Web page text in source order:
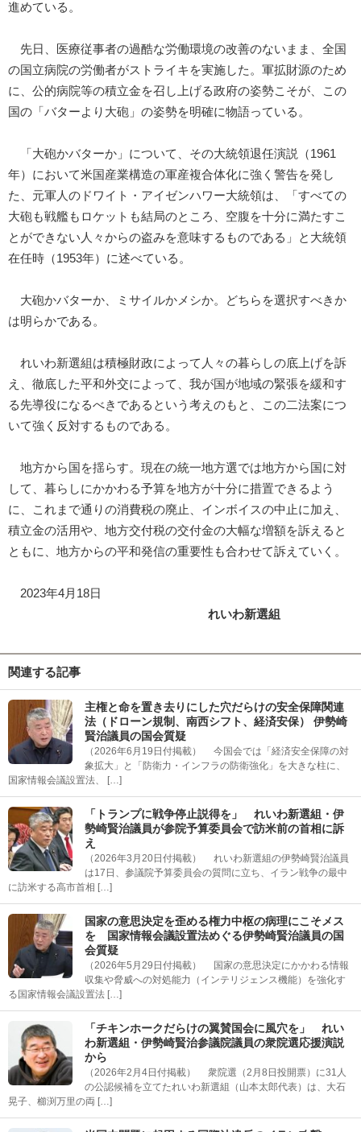
進めている。
先日、医療従事者の過酷な労働環境の改善のないまま、全国
の国立病院の労働者がストライキを実施した。軍拡財源のため
に、公的病院等の積立金を召し上げる政府の姿勢こそが、この
国の「バターより大砲」の姿勢を明確に物語っている。
「大砲かバターか」について、その大統領退任演説（1961
年）において米国産業構造の軍産複合体化に強く警告を発し
た、元軍人のドワイト・アイゼンハワー大統領は、「すべての
大砲も戦艦もロケットも結局のところ、空腹を十分に満たすこ
とができない人々からの盗みを意味するものである」と大統領
在任時（1953年）に述べている。
大砲かバターか、ミサイルかメシか。どちらを選択すべきか
は明らかである。
れいわ新選組は積極財政によって人々の暮らしの底上げを訴
え、徹底した平和外交によって、我が国が地域の緊張を緩和す
る先導役になるべきであるという考えのもと、この二法案につ
いて強く反対するものである。
地方から国を揺らす。現在の統一地方選では地方から国に対
して、暮らしにかかわる予算を地方が十分に措置できるよう
に、これまで通りの消費税の廃止、インボイスの中止に加え、
積立金の活用や、地方交付税の交付金の大幅な増額を訴えると
ともに、地方からの平和発信の重要性も合わせて訴えていく。
2023年4月18日
れいわ新選組
関連する記事
主権と命を置き去りにした穴だらけの安全保障関連
法（ドローン規制、南西シフト、経済安保） 伊勢崎
賢治議員の国会質疑
（2026年6月19日付掲載） 今国会では「経済安全保障の対
象拡大」と「防衛力・インフラの防衛強化」を大きな柱に、
国家情報会議設置法、 […]
「トランプに戦争停止説得を」 れいわ新選組・伊
勢崎賢治議員が参院予算委員会で訪米前の首相に訴
え
（2026年3月20日付掲載） れいわ新選組の伊勢崎賢治議員
は17日、参議院予算委員会の質問に立ち、イラン戦争の最中
に訪米する高市首相 […]
国家の意思決定を歪める権力中枢の病理にこそメス
を 国家情報会議設置法めぐる伊勢崎賢治議員の国
会質疑
（2026年5月29日付掲載） 国家の意思決定にかかわる情報
収集や脅威への対処能力（インテリジェンス機能）を強化す
る国家情報会議設置法 […]
「チキンホークだらけの翼賛国会に風穴を」 れい
わ新選組・伊勢崎賢治参議院議員の衆院選応援演説
から
（2026年2月4日付掲載） 衆院選（2月8日投開票）に31人
の公認候補を立てたれいわ新選組（山本太郎代表）は、大石
晃子、櫛渕万里の両 […]